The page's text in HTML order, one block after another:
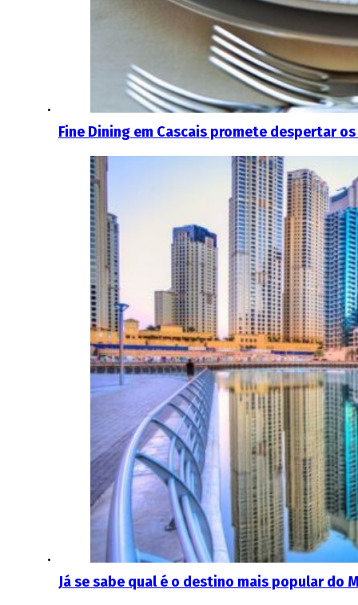
Fine Dining em Cascais promete despertar
Já se sabe qual é o destino mais popular do